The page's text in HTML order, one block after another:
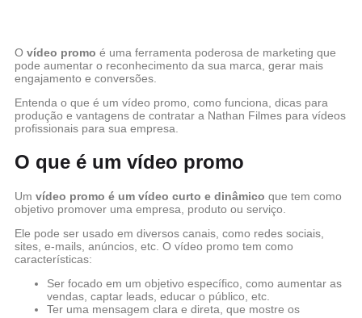
O vídeo promo é uma ferramenta poderosa de marketing que
pode aumentar o reconhecimento da sua marca, gerar mais
engajamento e conversões.
Entenda o que é um vídeo promo, como funciona, dicas para
produção e vantagens de contratar a Nathan Filmes para vídeos
profissionais para sua empresa.
O que é um vídeo promo
Um vídeo promo é um vídeo curto e dinâmico que tem como
objetivo promover uma empresa, produto ou serviço.
Ele pode ser usado em diversos canais, como redes sociais,
sites, e-mails, anúncios, etc. O vídeo promo tem como
características:
Ser focado em um objetivo específico, como aumentar as
vendas, captar leads, educar o público, etc.
Ter uma mensagem clara e direta, que mostre os